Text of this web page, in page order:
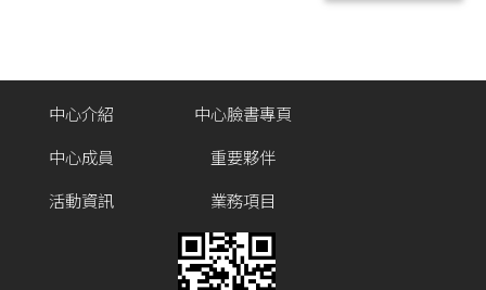
中心介紹
中心成員
活動資訊
中心臉書專頁
重要夥伴
業務項目